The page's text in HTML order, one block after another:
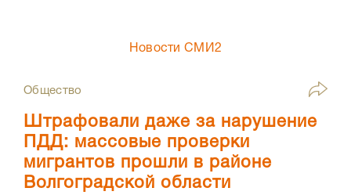
Новости СМИ2
Общество
Штрафовали даже за нарушение
ПДД: массовые проверки
мигрантов прошли в районе
Волгоградской области